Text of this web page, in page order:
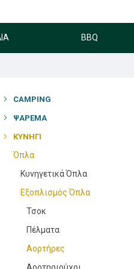
BBQ
CAMPING
ΨΆΡΕΜΑ
ΚΥΝΉΓΙ
Όπλα
Κυνηγετικά Όπλα
Εξοπλισμός Όπλα
Τσοκ
Πέλματα
Αορτήρες